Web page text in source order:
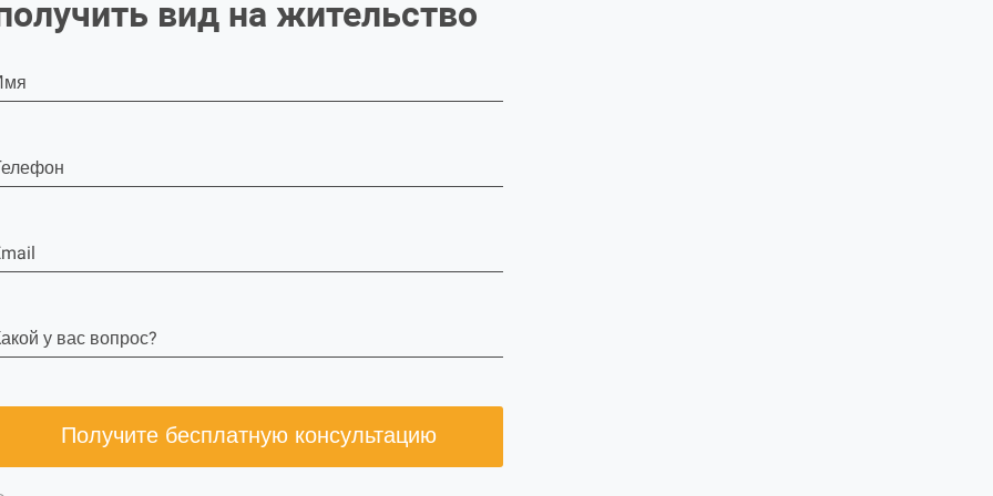
вид на жительство
у вас вопрос?
Получите бесплатную консультацию